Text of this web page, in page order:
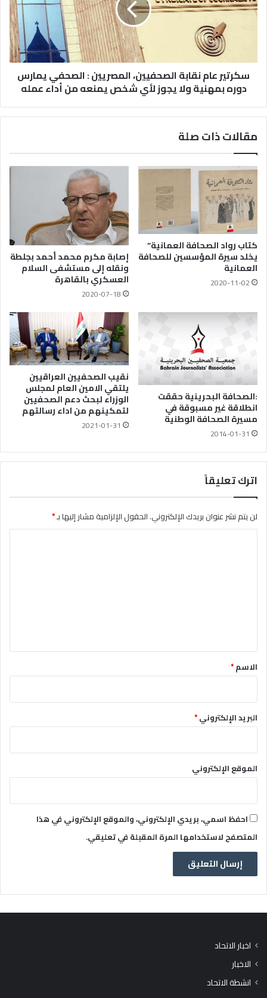
سكرتير عام نقابة الصحفيين، المصريين : الصحفي يمارس
دوره بمهنية ولا يجوز لأي شخص يمنعه من أداء عمله
مقالات ذات صلة
كتاب رواد الصحافة العمانية”
يخلد سيرة المؤسسين للصحافة
العمانية
2020-11-02
إصابة مكرم محمد أحمد بجلطة
ونقله إلى مستشفى السلام
العسكري بالقاهرة
2020-07-18
:الصحافة البحرينية حققت
انطلاقة غير مسبوقة في
مسيرة الصحافة الوطنية
2014-01-31
نقيب الصحفيين العراقيين
يلتقي الامين العام لمجلس
الوزراء لبحث دعم الصحفيين
لتمكينهم من اداء رسالتهم
2021-01-31
اترك تعليقاً
لن يتم نشر عنوان بريدك الإلكتروني.الحقول الإلزامية مشار إليها بـ*
*الاسم*
البريد الإلكتروني*
الموقع الإلكتروني
احفظ اسمي، بريدي الإلكتروني، والموقع الإلكتروني في هذا
المتصفح لاستخدامها المرة المقبلة في تعليقي.
اخبار الاتحاد
الاخبار
انشطة الاتحاد